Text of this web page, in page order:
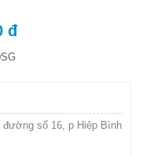
đ
đường số 16, p Hiệp Bình